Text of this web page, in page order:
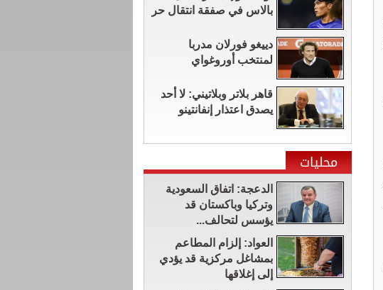
بالاس في صفقة انتقال حر
دييغو فورلان مدربا
لمنتخب أوروغواي
قاهر بلاتر وبلاتيني: لا أحد
يصدق اعتذار إنفانتينو
محليات
الدعجة: اتفاق السعودية
وتركيا وباكستان قد
يؤسس لتحالف...
العواد: إلزام المطاعم
بمشاغل مركزية قد يؤدي
إلى إغلاقها